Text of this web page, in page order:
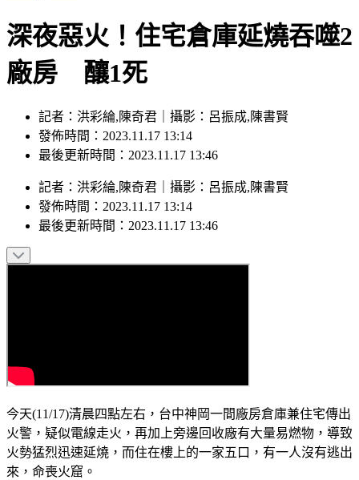
深夜惡火！住宅倉庫延燒吞噬2
廠房 釀1死
記者：洪彩綸,陳奇君｜攝影：呂振成,陳書賢
發佈時間：2023.11.17 13:14
最後更新時間：2023.11.17 13:46
記者 ： 洪彩綸,陳奇君 攝影 ： 呂振成,陳書賢
發佈時間： 2023.11.17 13:14
最後更新時間： 2023.11.17 13:46
今天(11/17)清晨四點左右，台中神岡一間廠房倉庫兼住宅傳出
火警，疑似電線走火，再加上旁邊回收廠有大量易燃物，導致
火勢猛烈迅速延燒，而住在樓上的一家五口，有一人沒有逃出
來，命喪火窟。